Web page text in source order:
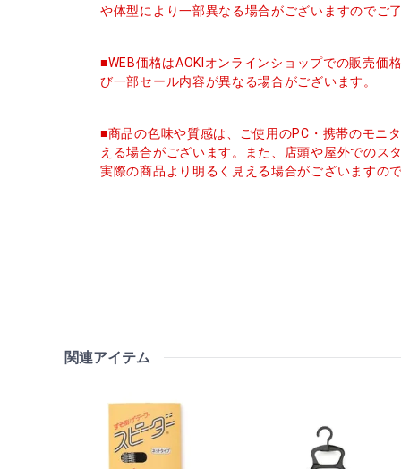
や体型により一部異なる場合がございますのでご
■WEB価格はAOKIオンラインショップでの販売価
び一部セール内容が異なる場合がございます。
■商品の色味や質感は、ご使用のPC・携帯のモニ
える場合がございます。また、店頭や屋外でのス
実際の商品より明るく見える場合がございますの
関連アイテム